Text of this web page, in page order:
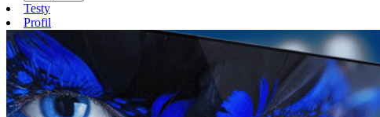
Testy
Profil